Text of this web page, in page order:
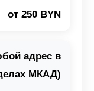
от 250 BYN
адрес в
МКАД)